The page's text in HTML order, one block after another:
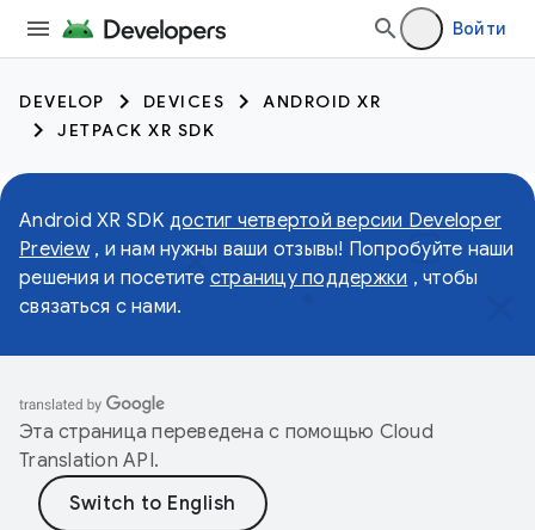
Войти
DEVELOP DEVICES
ANDROID XR
JETPACK XR SDK
Android XR SDK достиг четвертой версии Developer
Preview, и нам нужны ваши отзывы! Попробуйте наши
решения и посетите страницу поддержки , чтобы
связаться с нами.
Эта страница переведена с помощью Cloud
Translation API.